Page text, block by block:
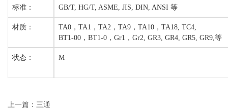
标准： GB/T, HG/T, ASME, JIS, DIN, ANSI 等
材质：
TA0，TA1，TA2，TA9，TA10，TA18, TC4,
BT1-00，BT1-0，Gr1，Gr2, GR3, GR4, GR5, GR9,等
状态： M
上一篇：三通